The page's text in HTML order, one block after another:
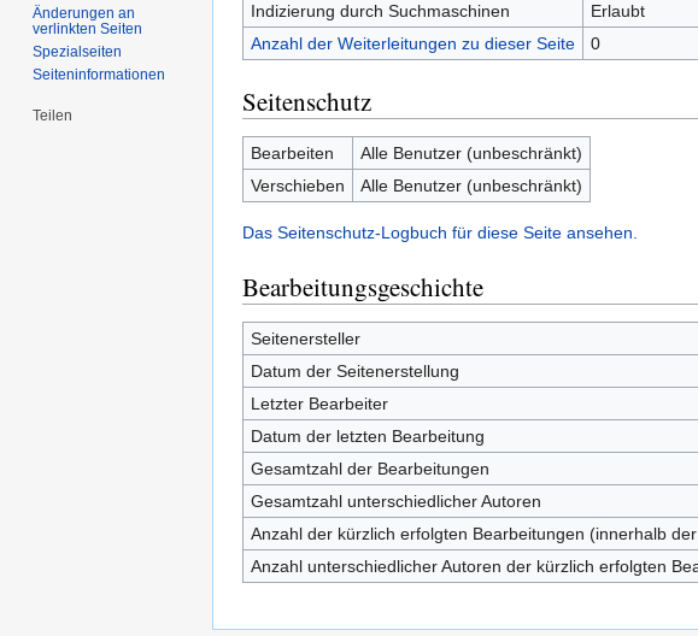
Indizierung durch Suchmaschinen
Erlaubt
Anzahl der Weiterleitungen zu dieser Seite
0
Seitenschutz
Bearbeiten
Alle Benutzer (unbeschränkt)
Verschieben
Alle Benutzer (unbeschränkt)
Das Seitenschutz-Logbuch für diese Seite ansehen.
Bearbeitungsgeschichte
Seitenersteller
Datum der Seitenerstellung
Letzter Bearbeiter
Datum der letzten Bearbeitung
Gesamtzahl der Bearbeitungen
Gesamtzahl unterschiedlicher Autoren
Anzahl der kürzlich erfolgten Bearbeitungen (innerhalb
Anzahl unterschiedlicher Autoren der kürzlich erfolgten
Änderungen an
verlinkten Seiten
Spezialseiten
Seiten­informationen
Teilen